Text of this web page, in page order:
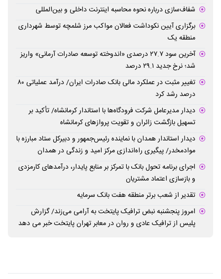
شفاف‌سازی درباره نحوه محاسبه اینترنت داخلی و بین‌المللی
برگزاری آیین نکوداشت فعالان مواکب مرز شلمچه توسط شهرداری
منطقه یک
آخرین سود ۲۷.۷ درصدی «اندوخته توسعه صادرات آرمانی» واریز
شد؛ نرخ جدید ۲۹.۱ درصد
تغییر مثبت در عملکرد مالی بانک صادرات ایران/ درآمد عملیاتی ۸۰
درصد رشد کرد
دیدار مدیرعامل شرکت فرودگاه‌ها با استاندار کرمانشاه/ تأکید بر
تسهیل بازگشت زائران و تقویت پروازهای کرمانشاه
دیدار استاندار همدان با نماینده رئیس‌جمهور و دبیرکل ستاد مبارزه با
موادمخدر/ پیگیری راه‌اندازی مرکز امید و زندگی در همدان
اجرای برنامه تحول بانک با تمرکز بر منابع پایدار، درآمدهای کارمزدی
و بازسازی اعتماد مشتریان
تقدیر از شعب برتر منطقه هفت بانک سرمایه
امروز پنجشنبه نبض ترافیک پایتخت به آرامی می‌زند/ گزارش
پلیس از ترافیک عادی و روان در معابر تهران پایتخت خبر می دهد